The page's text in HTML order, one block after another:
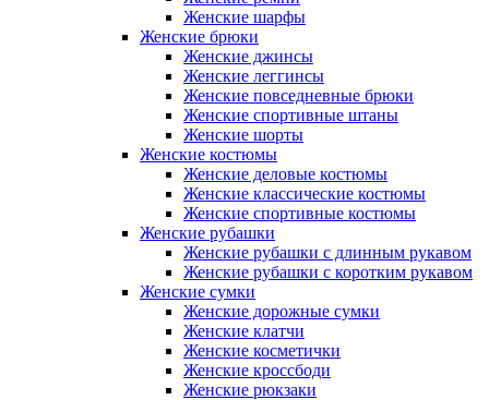
Женские шарфы
Женские брюки
Женские джинсы
Женские леггинсы
Женские повседневные брюки
Женские спортивные штаны
Женские шорты
Женские костюмы
Женские деловые костюмы
Женские классические костюмы
Женские спортивные костюмы
Женские рубашки
Женские рубашки с длинным рукавом
Женские рубашки с коротким рукавом
Женские сумки
Женские дорожные сумки
Женские клатчи
Женские косметички
Женские кроссбоди
Женские рюкзаки